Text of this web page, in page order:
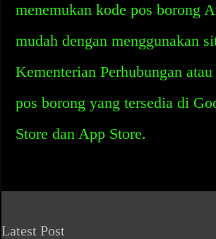
menemukan kode pos borong
mudah dengan menggunakan
Kementerian Perhubungan
pos borong yang tersedia di
Store dan App Store.
Latest Post